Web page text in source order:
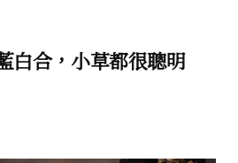
白合，小草都很聰明